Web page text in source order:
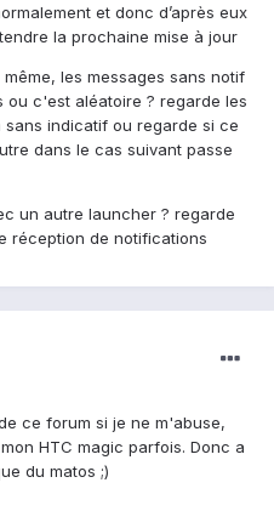
et donc d’après eux
la prochaine mise à jour
les messages sans notif
c'est aléatoire ? regarde les
indicatif ou regarde si ce
dans le cas suivant passe
un autre launcher ? regarde
réception de notifications
ce forum si je ne m'abuse,
HTC magic parfois. Donc a
du matos ;)